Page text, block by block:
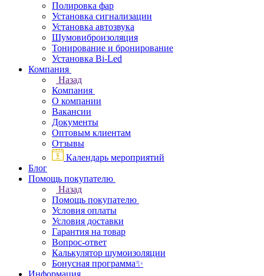
Полировка фар
Установка сигнализации
Установка автозвука
Шумовиброизоляция
Тонирование и бронирование
Установка Bi-Led
Компания
Назад
Компания
О компании
Вакансии
Документы
Оптовым клиентам
Отзывы
Календарь мероприятий
Блог
Помощь покупателю
Назад
Помощь покупателю
Условия оплаты
Условия доставки
Гарантия на товар
Вопрос-ответ
Калькулятор шумоизоляции
Бонусная программа✨
Информация